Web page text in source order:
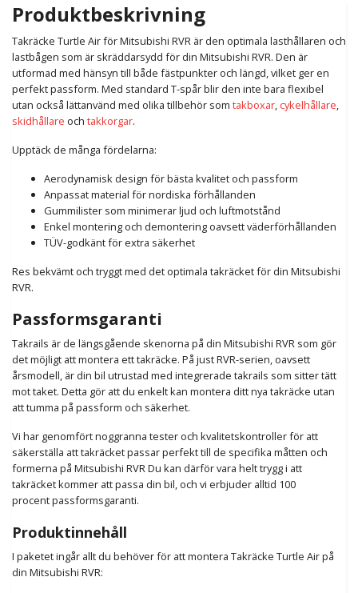
Produktbeskrivning
Takräcke Turtle Air för Mitsubishi RVR är den optimala lasthållaren och
lastbågen som är skräddarsydd för din Mitsubishi RVR. Den är
utformad med hänsyn till både fästpunkter och längd, vilket ger en
perfekt passform. Med standard T-spår blir den inte bara flexibel
utan också lättanvänd med olika tillbehör som takboxar, cykelhållare,
skidhållare och takkorgar.
Upptäck de många fördelarna:
Aerodynamisk design för bästa kvalitet och passform
Anpassat material för nordiska förhållanden
Gummilister som minimerar ljud och luftmotstånd
Enkel montering och demontering oavsett väderförhållanden
TÜV-godkänt för extra säkerhet
Res bekvämt och tryggt med det optimala takräcket för din Mitsubishi
RVR.
Passformsgaranti
Takrails är de längsgående skenorna på din Mitsubishi RVR som gör
det möjligt att montera ett takräcke. På just RVR-serien, oavsett
årsmodell, är din bil utrustad med integrerade takrails som sitter tätt
mot taket. Detta gör att du enkelt kan montera ditt nya takräcke utan
att tumma på passform och säkerhet.
Vi har genomfört noggranna tester och kvalitetskontroller för att
säkerställa att takräcket passar perfekt till de specifika måtten och
formerna på Mitsubishi RVR Du kan därför vara helt trygg i att
takräcket kommer att passa din bil, och vi erbjuder alltid 100
procentpassformsgaranti.
Produktinnehåll
I paketet ingår allt du behöver för att montera Takräcke Turtle Air på
din Mitsubishi RVR: